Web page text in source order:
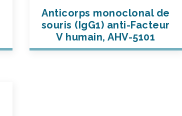
Anticorps monoclonal de
souris (IgG1) anti-Facteur
V humain, AHV-5101